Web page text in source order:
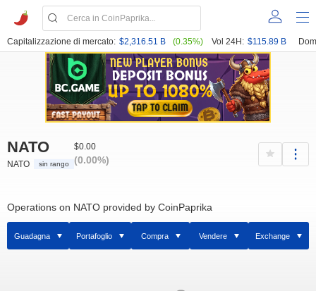
Capitalizzazione di mercato: $2,316.51 B (0.35%) Vol 24H: $115.89 B
NATO
NATO sin rango
$0.00
(0.00%)
Operations on NATO provided by CoinPaprika
Guadagna Portafoglio Compra Vendere Exchange